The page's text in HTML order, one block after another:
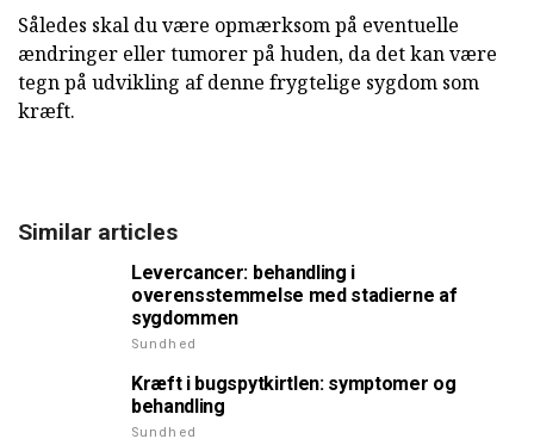
Således skal du være opmærksom på eventuelle
ændringer eller tumorer på huden, da det kan være
tegn på udvikling af denne frygtelige sygdom som
kræft.
Similar articles
Levercancer: behandling i
overensstemmelse med stadierne af
sygdommen
Sundhed
Kræft i bugspytkirtlen: symptomer og
behandling
Sundhed